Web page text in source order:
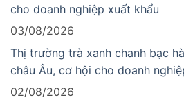
cho doanh nghiệp xuất khẩu
03/08/2026
Thị trường trà xanh chanh bạc
châu Âu, cơ hội cho doanh
02/08/2026